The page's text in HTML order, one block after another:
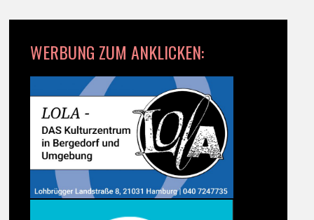
WERBUNG ZUM ANKLICKEN: